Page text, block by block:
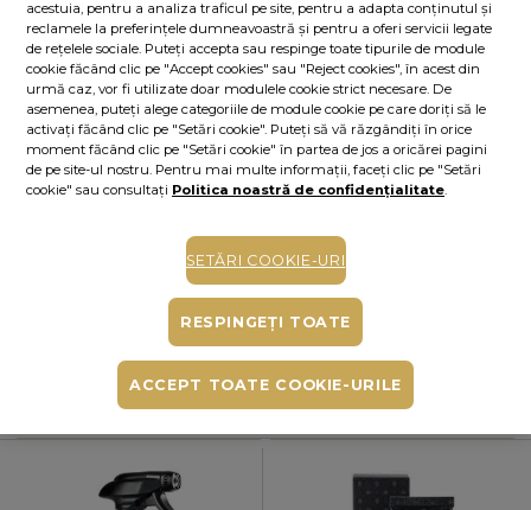
ALERTĂ STOC
Alertă stoc
Adaugă produsul în lista de alerte de stoc din contul tău și îți vom trimite un
mesaj când produsul va fi disponibil. Adaugă alertă
Cumperi acum, plătești mai târziu
Până la 6 rate fără dobândă
varianta potrivită direct pe pagina procesatorului de plăți PayU.
Ridicare gratuită din magazine
PRODUSE INCLUSE ÎN „SET CADOU GENTLEMAN
acestuia, pentru a analiza traficul pe site, pentru a adapta conținutul și
reclamele la preferințele dumneavoastră și pentru a oferi servicii legate
de rețelele sociale. Puteți accepta sau respinge toate tipurile de module
cookie făcând clic pe "Accept cookies" sau "Reject cookies", în acest din
urmă caz, vor fi utilizate doar modulele cookie strict necesare. De
asemenea, puteți alege categoriile de module cookie pe care doriți să le
activați făcând clic pe "Setări cookie". Puteți să vă răzgândiți în orice
moment făcând clic pe "Setări cookie" în partea de jos a oricărei pagini
de pe site-ul nostru. Pentru mai multe informații, faceți clic pe "Setări
cookie" sau consultați Politica noastră de confidențialitate.
SETĂRI COOKIE-URI
RESPINGEȚI TOATE
ACCEPT TOATE COOKIE-URILE